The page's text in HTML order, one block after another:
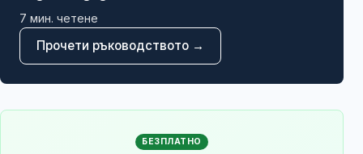
7 мин. четене
Прочети ръководството →
БЕЗПЛАТНО